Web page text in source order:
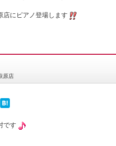
店にピアノ登場します
原店
です